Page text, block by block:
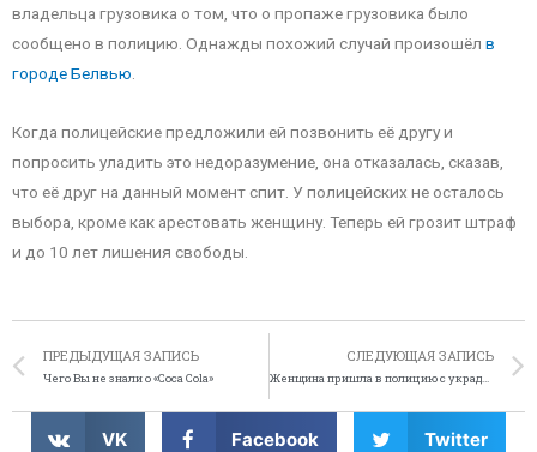
владельца грузовика о том, что о пропаже грузовика было
сообщено в полицию. Однажды похожий случай произошёл в
городе Белвью
Когда полицейские предложили ей позвонить её другу и
попросить уладить это недоразумение, она отказалась, сказав,
что её друг на данный момент спит. У полицейских не осталось
выбора, кроме как арестовать женщину. Теперь ей грозит штраф
и до 10 лет лишения свободы.
ПРЕДЫДУЩАЯ ЗАПИСЬ
Чего Вы не знали о «Coca Cola»
СЛЕДУЮЩАЯ ЗАПИСЬ
Женщина пришла в полицию с украденными серьгами
VK Facebook Twitter